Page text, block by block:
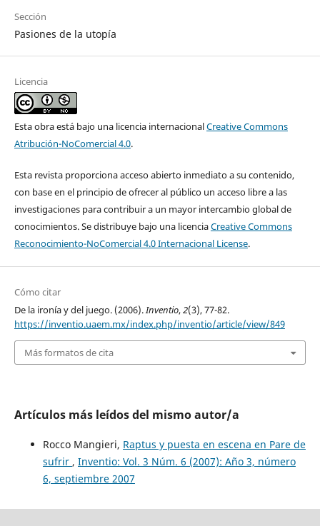
Sección
Pasiones de la utopía
Licencia
Esta obra está bajo una licencia internacionalCreative Commons
Atribución-NoComercial 4.0.
Esta revista proporciona acceso abierto inmediato a su contenido,
con base en el principio de ofrecer al público un acceso libre a las
investigaciones para contribuir a un mayor intercambio global de
conocimientos. Se distribuye bajo una licenciaCreative Commons
Reconocimiento-NoComercial 4.0 Internacional License.
Cómo citar
De la ironía y del juego. (2006).Inventio,2(3), 77-82.
https://inventio.uaem.mx/index.php/inventio/article/view/849
Más formatos de cita
Artículos más leídos del mismo autor/a
Rocco Mangieri, Raptus y puesta en escena en Pare de
sufrir , Inventio: Vol. 3 Núm. 6 (2007): Año 3, número
6, septiembre 2007